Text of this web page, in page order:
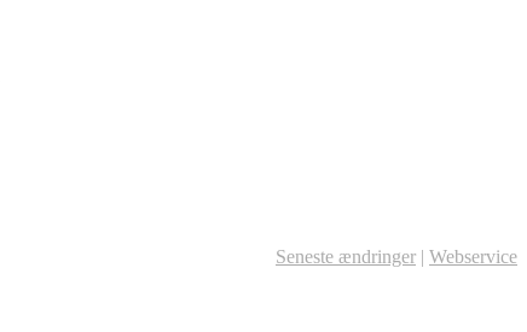
Seneste ændringer | Webservice